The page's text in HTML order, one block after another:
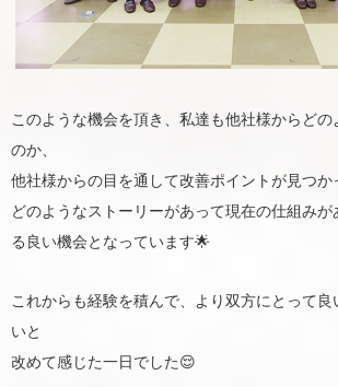
このような機会を頂き、私達も他社様からどの
のか、
他社様からの目を通して改善ポイントが見つか
どのようなストーリーがあって現在の仕組みが
る良い機会となっています🌟
これからも経験を積んで、より双方にとって良
いと
改めて感じた一日でした😌